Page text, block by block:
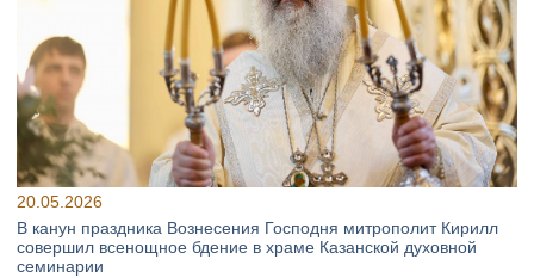
20.05.2026
В канун праздника Вознесения Господня митрополит Кирилл
совершил всенощное бдение в храме Казанской духовной
семинарии